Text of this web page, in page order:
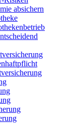
absichern